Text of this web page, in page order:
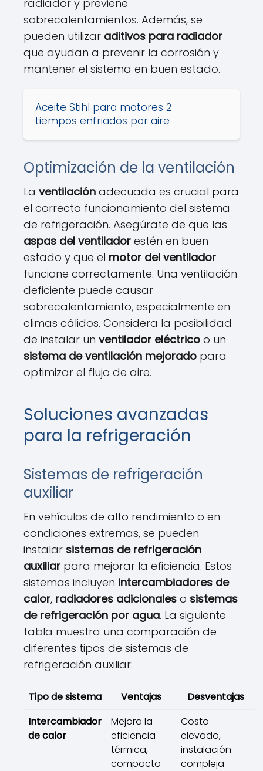
radiador y previene
sobrecalentamientos. Además, se
pueden utilizar aditivos para radiador
que ayudan a prevenir la corrosión y
mantener el sistema en buen estado.
Aceite Stihl para motores 2
tiempos enfriados por aire
Optimización de la ventilación
La ventilación adecuada es crucial para
el correcto funcionamiento del sistema
de refrigeración. Asegúrate de que las
aspas del ventilador estén en buen
estado y que el motor del ventilador
funcione correctamente. Una ventilación
deficiente puede causar
sobrecalentamiento, especialmente en
climas cálidos. Considera la posibilidad
de instalar un ventilador eléctrico o un
sistema de ventilación mejorado para
optimizar el flujo de aire.
Soluciones avanzadas
para la refrigeración
Sistemas de refrigeración
auxiliar
En vehículos de alto rendimiento o en
condiciones extremas, se pueden
instalar sistemas de refrigeración
auxiliar para mejorar la eficiencia. Estos
sistemas incluyen intercambiadores de
calor, radiadores adicionales o sistemas
de refrigeración por agua. La siguiente
tabla muestra una comparación de
diferentes tipos de sistemas de
refrigeración auxiliar:
Tipo de sistema Ventajas
Desventajas
Intercambiador
de calor
Mejora la
eficiencia
térmica,
compacto
Costo
elevado,
instalación
compleja